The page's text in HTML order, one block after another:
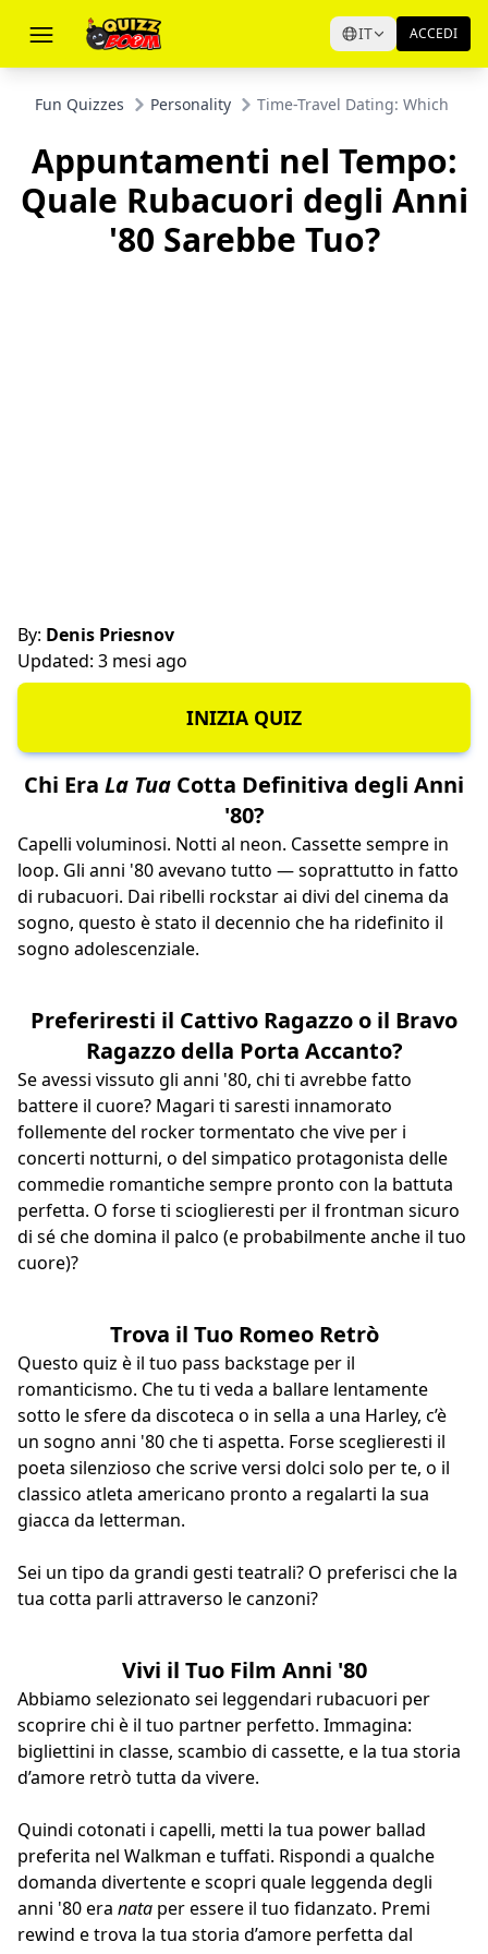
IT ACCEDI
Fun Quizzes Personality Time-Travel Dating: Which 80s
Appuntamenti nel Tempo:
Quale Rubacuori degli Anni
'80 Sarebbe Tuo?
By: Denis Priesnov
Updated: 3 mesi ago
INIZIA QUIZ
Chi Era La Tua Cotta Definitiva degli Anni
'80?
Capelli voluminosi. Notti al neon. Cassette sempre in
loop. Gli anni '80 avevano tutto — soprattutto in fatto
di rubacuori. Dai ribelli rockstar ai divi del cinema da
sogno, questo è stato il decennio che ha ridefinito il
sogno adolescenziale.
Preferiresti il Cattivo Ragazzo o il Bravo
Ragazzo della Porta Accanto?
Se avessi vissuto gli anni '80, chi ti avrebbe fatto
battere il cuore? Magari ti saresti innamorato
follemente del rocker tormentato che vive per i
concerti notturni, o del simpatico protagonista delle
commedie romantiche sempre pronto con la battuta
perfetta. O forse ti scioglieresti per il frontman sicuro
di sé che domina il palco (e probabilmente anche il tuo
cuore)?
Trova il Tuo Romeo Retrò
Questo quiz è il tuo pass backstage per il
romanticismo. Che tu ti veda a ballare lentamente
sotto le sfere da discoteca o in sella a una Harley, c’è
un sogno anni '80 che ti aspetta. Forse sceglieresti il
poeta silenzioso che scrive versi dolci solo per te, o il
classico atleta americano pronto a regalarti la sua
giacca da letterman.
Sei un tipo da grandi gesti teatrali? O preferisci che la
tua cotta parli attraverso le canzoni?
Vivi il Tuo Film Anni '80
Abbiamo selezionato sei leggendari rubacuori per
scoprire chi è il tuo partner perfetto. Immagina:
bigliettini in classe, scambio di cassette, e la tua storia
d’amore retrò tutta da vivere.
Quindi cotonati i capelli, metti la tua power ballad
preferita nel Walkman e tuffati. Rispondi a qualche
domanda divertente e scopri quale leggenda degli
anni '80 era nata per essere il tuo fidanzato. Premi
rewind e trova la tua storia d’amore perfetta dal